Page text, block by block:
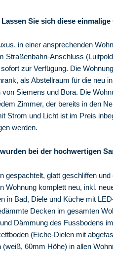
Sie sich diese
in einer ansprechenden
Straßenbahn-Anschluss
zur Verfügung. Die
als Abstellraum für die neu
Siemens und Bora. Die
Zimmer, der bereits in den
Strom und Licht ist im Preis
werden.
bei der hochwertigen
gespachtelt, glatt geschliffen
Wohnung komplett neu, inkl.
in Bad, Diele und Küche mit
Decken im gesamten
Dämmung des Fussbodens
(Eiche-Dielen mit
(weiß, 60mm Höhe) in allen